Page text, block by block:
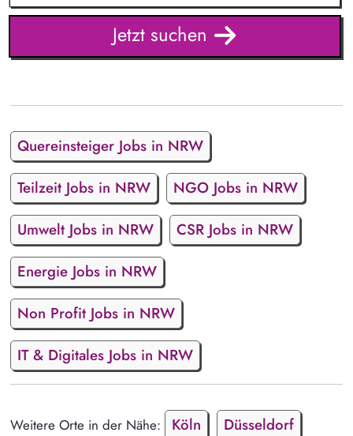
Jetzt suchen
Quereinsteiger Jobs in NRW
Teilzeit Jobs in NRW
NGO Jobs in NRW
Umwelt Jobs in NRW
CSR Jobs in NRW
Energie Jobs in NRW
Non Profit Jobs in NRW
IT & Digitales Jobs in NRW
Weitere Orte in der Nähe: Köln
Düsseldorf